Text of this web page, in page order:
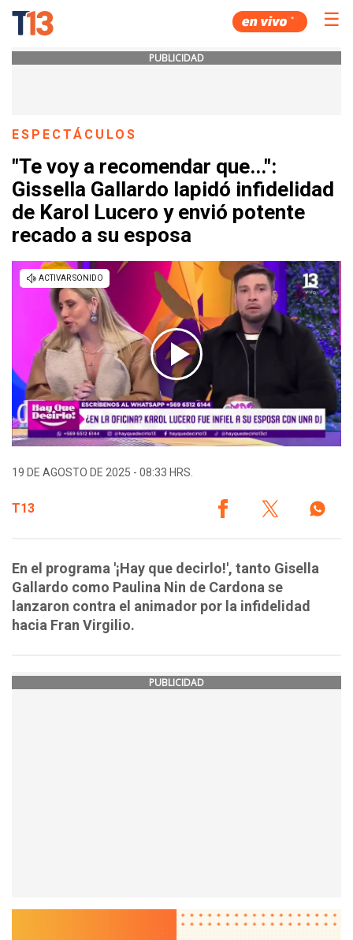
☰
PUBLICIDAD
ESPECTÁCULOS
"Te voy a recomendar que...":
Gissella Gallardo lapidó infidelidad
de Karol Lucero y envió potente
recado a su esposa
19 DE AGOSTO DE 2025 - 08:33 HRS.
T13
En el programa '¡Hay que decirlo!', tanto Gisella
Gallardo como Paulina Nin de Cardona se
lanzaron contra el animador por la infidelidad
hacia Fran Virgilio.
PUBLICIDAD